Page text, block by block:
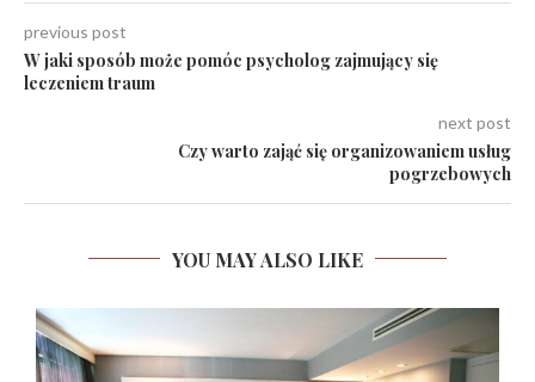
previous post
W jaki sposób może pomóc psycholog zajmujący się
leczeniem traum
next post
Czy warto zająć się organizowaniem usług
pogrzebowych
YOU MAY ALSO LIKE